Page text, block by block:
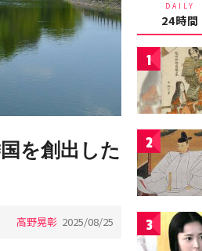
を創出した
高野晃彰 2025/08/25
DAILY
24時間
1
2
3